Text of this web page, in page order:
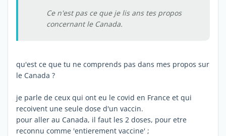
Ce n'est pas ce que je lis ans tes propos
concernant le Canada.
qu'est ce que tu ne comprends pas dans mes propos sur
le Canada ?
je parle de ceux qui ont eu le covid en France et qui
recoivent une seule dose d'un vaccin.
pour aller au Canada, il faut les 2 doses, pour etre
reconnu comme 'entierement vaccine' ;